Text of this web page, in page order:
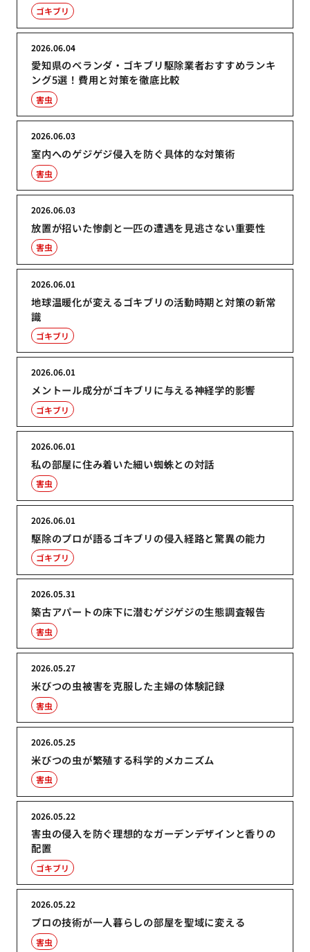
ゴキブリ
愛知県のベランダ・ゴキブリ駆除業者おすすめランキ
ング5選！費用と対策を徹底比較
2026.06.04
害虫
室内へのゲジゲジ侵入を防ぐ具体的な対策術
2026.06.03
害虫
放置が招いた惨劇と一匹の遭遇を見逃さない重要性
2026.06.03
害虫
地球温暖化が変えるゴキブリの活動時期と対策の新常
識
2026.06.01
ゴキブリ
メントール成分がゴキブリに与える神経学的影響
2026.06.01
ゴキブリ
私の部屋に住み着いた細い蜘蛛との対話
2026.06.01
害虫
駆除のプロが語るゴキブリの侵入経路と驚異の能力
2026.06.01
ゴキブリ
築古アパートの床下に潜むゲジゲジの生態調査報告
2026.05.31
害虫
米びつの虫被害を克服した主婦の体験記録
2026.05.27
害虫
米びつの虫が繁殖する科学的メカニズム
2026.05.25
害虫
害虫の侵入を防ぐ理想的なガーデンデザインと香りの
配置
2026.05.22
ゴキブリ
プロの技術が一人暮らしの部屋を聖域に変える
2026.05.22
害虫